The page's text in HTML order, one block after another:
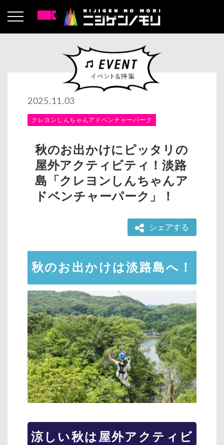
2025.11.03
クレヨンしんちゃんアドベンチャーパーク
秋のお出かけにピッタリの
屋外アクティビティ！淡路
島「クレヨンしんちゃんア
ドベンチャーパーク」！
シェアする
秋のお出かけは淡路島へ！
涼しい秋は屋外アクティビ